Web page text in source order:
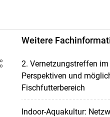
Weitere
2. Vernetzungstreffen
Perspektiven und
Fischfutterbereich
Indoor-Aquakultur: